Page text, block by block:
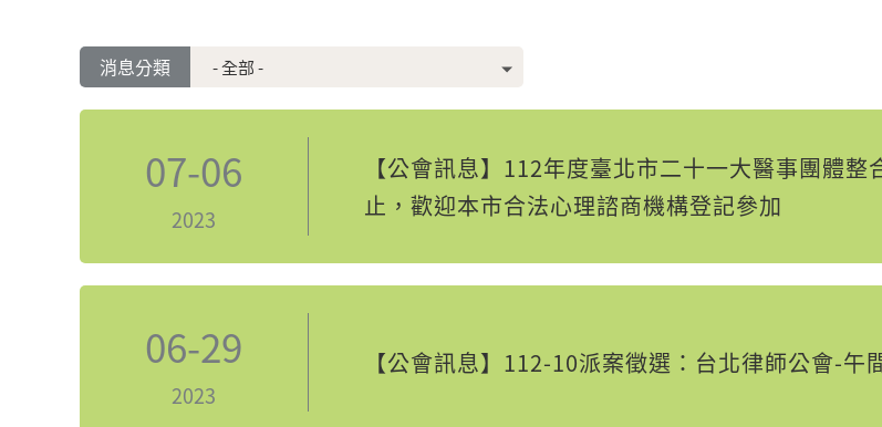
消息分類
07-06
2023
【公會訊息】112年度臺北市二十一大醫事團體
止，歡迎本市合法心理諮商機構登記參加
06-29
2023
【公會訊息】112-10派案徵選：台北律師公會-